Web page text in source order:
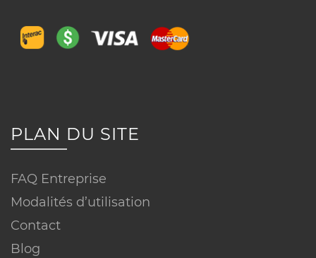
PLAN DU SITE
FAQ Entreprise
Modalités d’utilisation
Contact
Blog
Consultez notre support